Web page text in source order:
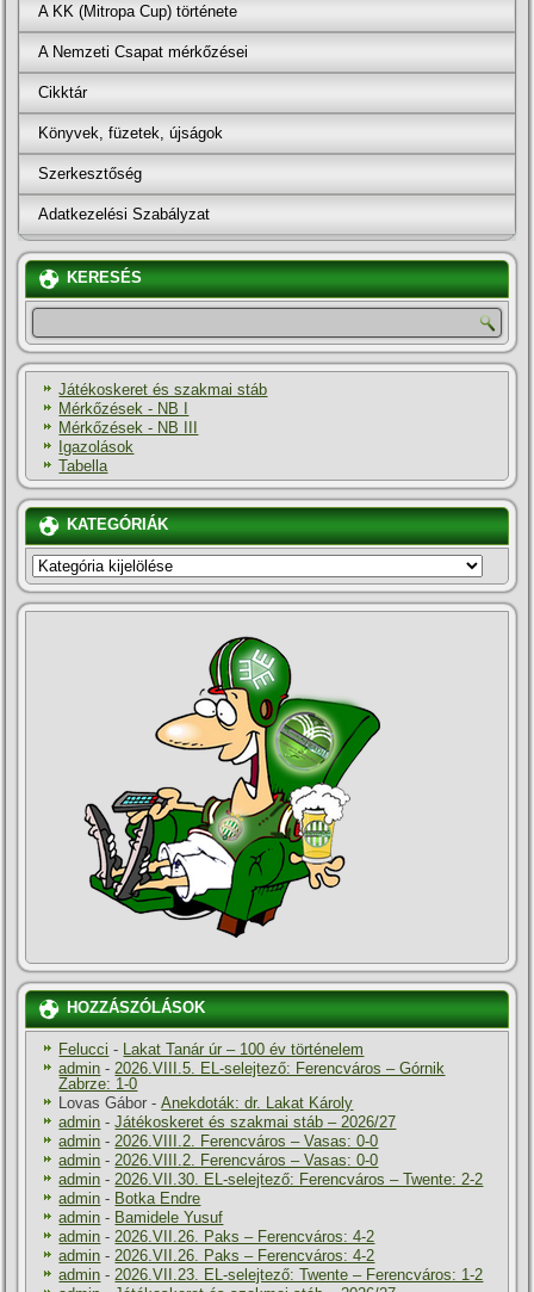
A KK (Mitropa Cup) története
A Nemzeti Csapat mérkőzései
Cikktár
Könyvek, füzetek, újságok
Szerkesztőség
Adatkezelési Szabályzat
KERESÉS
Játékoskeret és szakmai stáb
Mérkőzések - NB I
Mérkőzések - NB III
Igazolások
Tabella
KATEGÓRIÁK
KATEGÓRIÁK
HOZZÁSZÓLÁSOK
Felucci -
Lakat Tanár úr – 100 év történelem
admin - 2026.VIII.5. EL-selejtező: Ferencváros – Górnik
Zabrze: 1-0
Lovas Gábor -Anekdoták: dr. Lakat Károly
admin -Játékoskeret és szakmai stáb – 2026/27
admin - 2026.VIII.2. Ferencváros – Vasas: 0-0
admin - 2026.VIII.2. Ferencváros – Vasas: 0-0
admin - 2026.VII.30. EL-selejtező: Ferencváros – Twente: 2-2
admin - Botka Endre
admin - Bamidele Yusuf
admin - 2026.VII.26. Paks – Ferencváros: 4-2
admin - 2026.VII.26. Paks – Ferencváros: 4-2
admin - 2026.VII.23. EL-selejtező: Twente – Ferencváros: 1-2